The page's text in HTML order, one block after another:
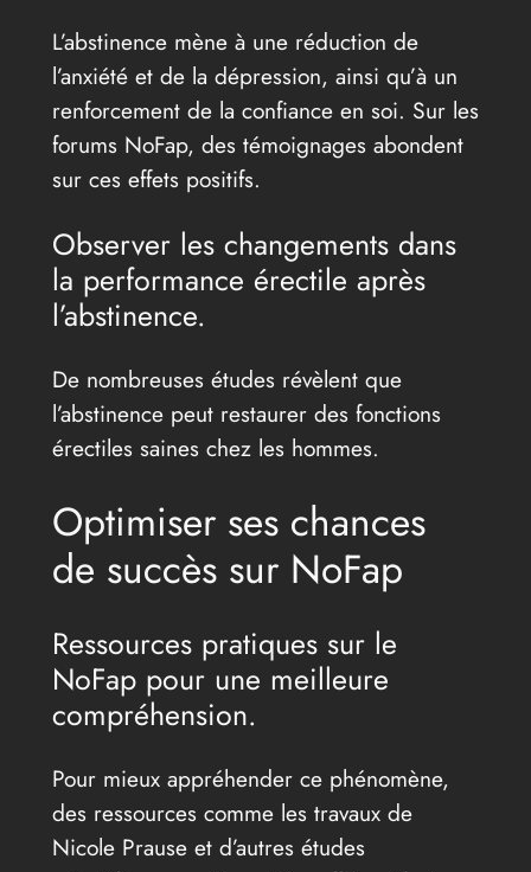
L’abstinence mène à une réduction de
l’anxiété et de la dépression, ainsi qu’à un
renforcement de la confiance en soi. Sur les
forums NoFap, des témoignages abondent
sur ces effets positifs.
Observer les changements dans
la performance érectile après
l’abstinence.
De nombreuses études révèlent que
l’abstinence peut restaurer des fonctions
érectiles saines chez les hommes.
Optimiser ses chances
de succès sur NoFap
Ressources pratiques sur le
NoFap pour une meilleure
compréhension.
Pour mieux appréhender ce phénomène,
des ressources comme les travaux de
Nicole Prause et d’autres études